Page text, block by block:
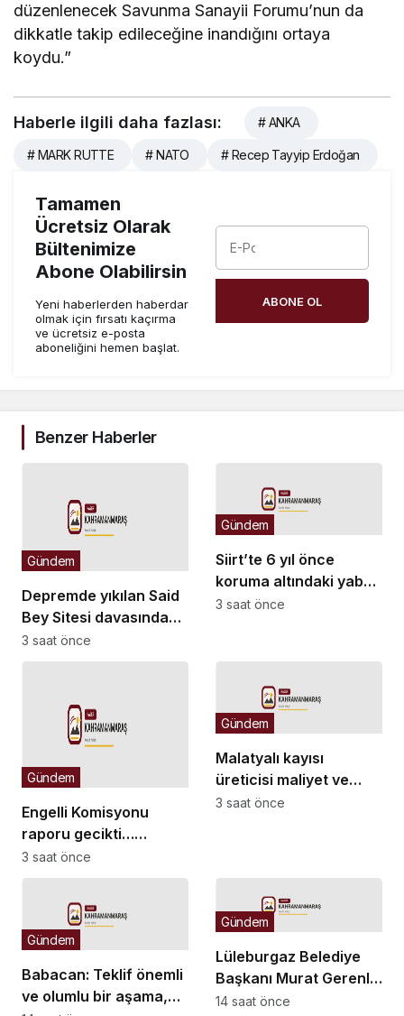
düzenlenecek Savunma Sanayii Forumu’nun da
dikkatle takip edileceğine inandığını ortaya
koydu.”
Haberle ilgili daha fazlası: # ANKA
# MARK RUTTE # NATO # Recep Tayyip Erdoğan
Tamamen
Ücretsiz Olarak
Bültenimize
Abone Olabilirsin
Yeni haberlerden haberdar
olmak için fırsatı kaçırma
ve ücretsiz e-posta
aboneliğini hemen başlat.
ABONE OL
Benzer Haberler
Depremde yıkılan Said
Bey Sitesi davasında
ek bilirkişi raporu: Dava
dışı 6 kişinin daha
Gündem
3 saat önce
Siirt’te 6 yıl önce
koruma altındaki yaban
keçilerini avlayanlara
Gündem
3 saat önce
Engelli Komisyonu
raporu gecikti…
Komisyon Başkanı
Kasapoğlu: “10 bin
sayfayı aşan devasa
bir değerlendirme
havuzu söz konusu”
Gündem
3 saat önce
Malatyalı kayısı
üreticisi maliyet ve
düşük fiyat kıskacında:
Gündem
3 saat önce
Babacan: Teklif önemli
ve olumlu bir aşama,
Gündem
Lüleburgaz Belediye
Başkanı Murat Gerenli
CHP’den istifa etti
Gündem
14 saat önce